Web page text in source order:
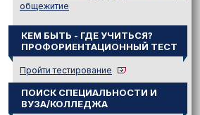
общежитие
КЕМ БЫТЬ - ГДЕ УЧИТЬСЯ?
ПРОФОРИЕНТАЦИОННЫЙ ТЕСТ
Пройти тестирование
ПОИСК СПЕЦИАЛЬНОСТИ И
ВУЗА/КОЛЛЕДЖА